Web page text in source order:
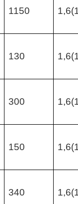
1150
130
300
150
340